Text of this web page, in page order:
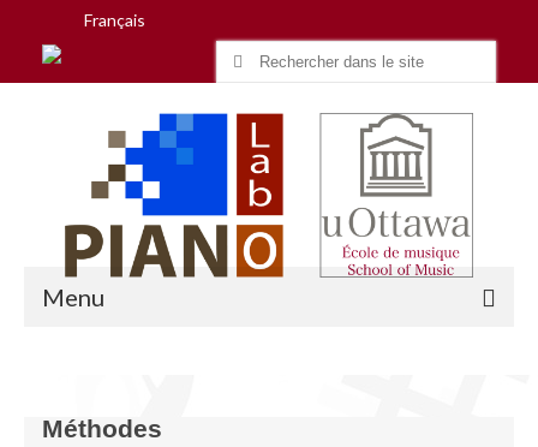
Français
Search
Menu
Méthodes